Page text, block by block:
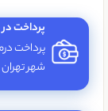
پرداخت
پرداخت
شهر تهران